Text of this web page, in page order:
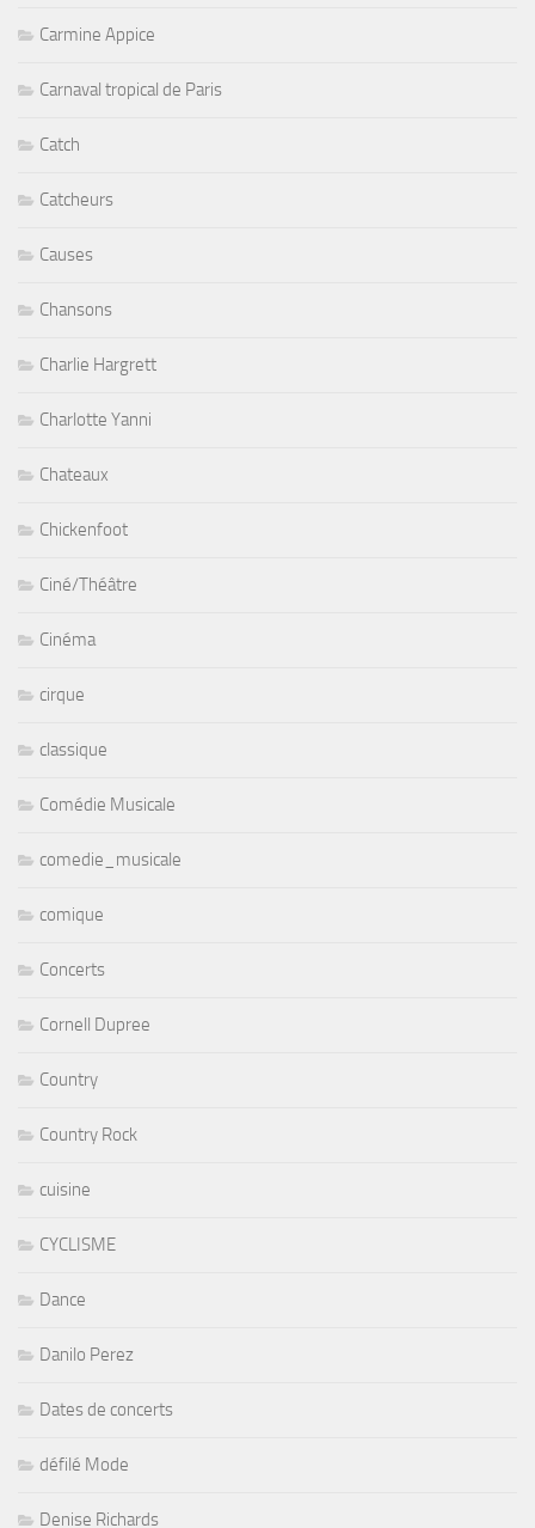
Carmine Appice
Carnaval tropical de Paris
Catch
Catcheurs
Causes
Chansons
Charlie Hargrett
Charlotte Yanni
Chateaux
Chickenfoot
Ciné/Théâtre
Cinéma
cirque
classique
Comédie Musicale
comedie_musicale
comique
Concerts
Cornell Dupree
Country
Country Rock
cuisine
CYCLISME
Dance
Danilo Perez
Dates de concerts
défilé Mode
Denise Richards